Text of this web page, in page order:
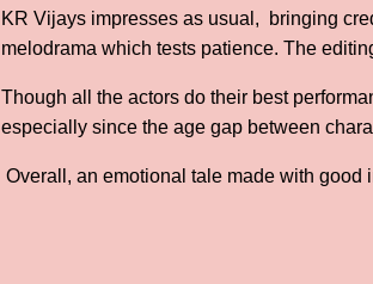
KR Vijays impresses as usual, bringing
melodrama which tests patience. The
Though all the actors do their best
especially since the age gap between
Overall, an emotional tale made with good